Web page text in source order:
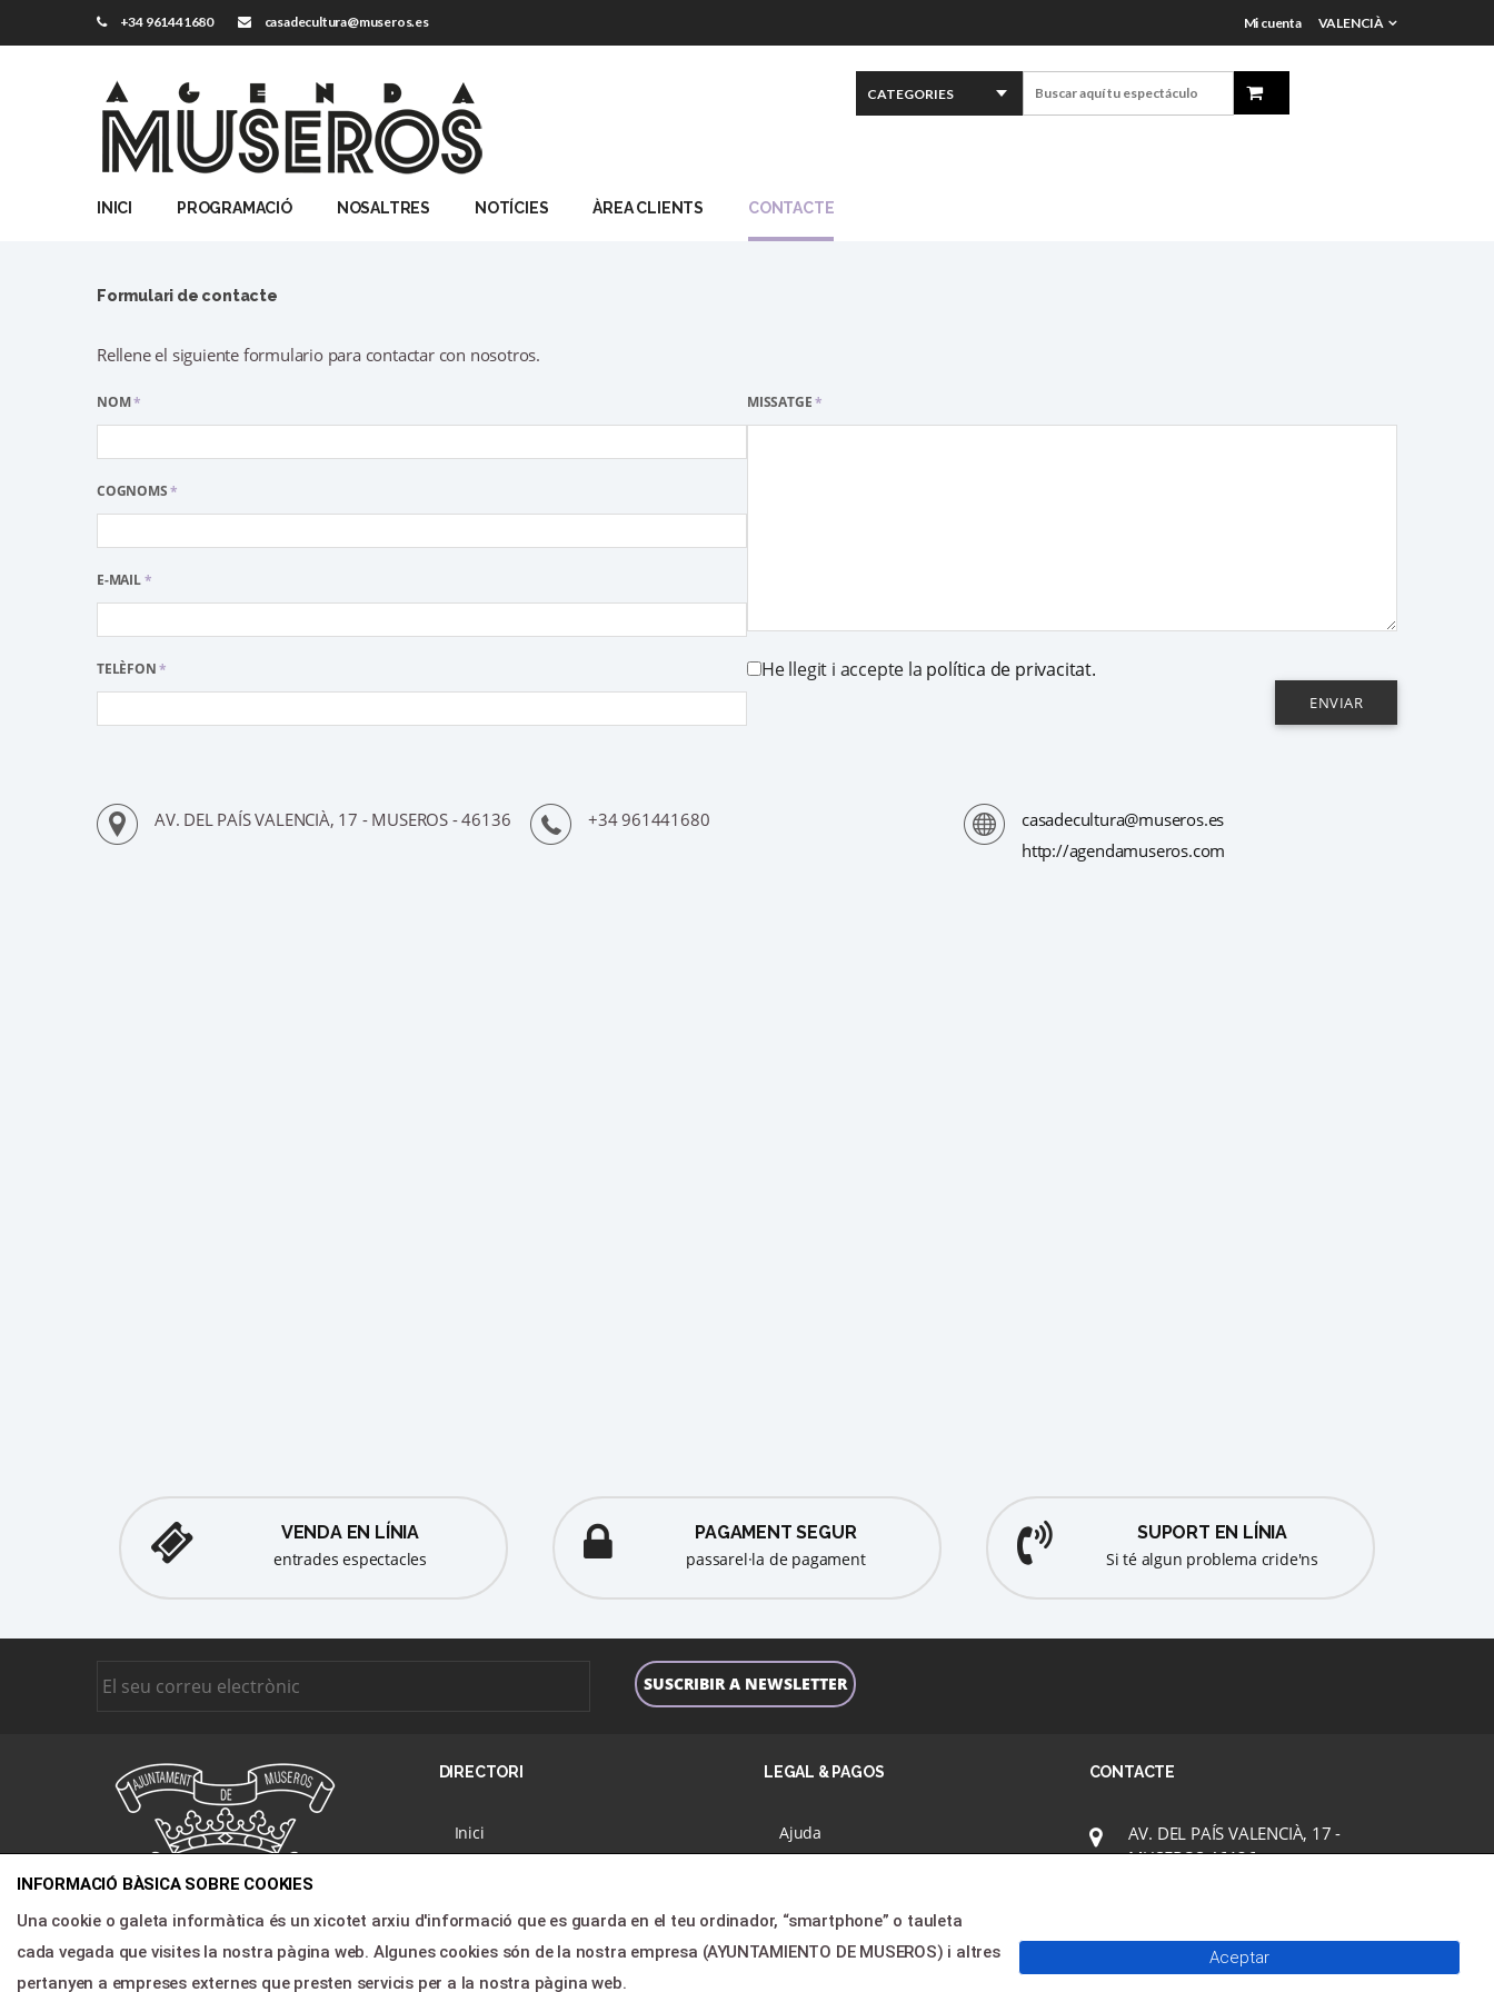
+34 961441680 casadecultura@museros.es Mi cuenta VALENCIÀ
INICI PROGRAMACIÓ NOSALTRES NOTÍCIES ÀREA CLIENTS CONTACTE
Formulari de contacte
Rellene el siguiente formulario para contactar con nosotros.
NOM*
COGNOMS*
E-MAIL*
TELÈFON*
MISSATGE*
He llegit i accepte la política de privacitat.
ENVIAR
AV. DEL PAÍS VALENCIÀ, 17 - MUSEROS - 46136 +34 961441680
casadecultura@museros.es
http://agendamuseros.com
VENDA EN LÍNIA
entrades espectacles
PAGAMENT SEGUR
passarel·la de pagament
SUPORT EN LÍNIA
Si té algun problema cride'ns
DIRECTORI
Inici
Notícies
Àrea clients
LEGAL & PAGOS
Ajuda
Contactar
CONTACTE
AV. DEL PAÍS VALENCIÀ, 17 -
MUSEROS 46136
INFORMACIÓ BÀSICA SOBRE COOKIES
Una cookie o galeta informàtica és un xicotet arxiu d'informació que es guarda en el teu ordinador, “smartphone” o tauleta
cada vegada que visites la nostra pàgina web. Algunes cookies són de la nostra empresa (AYUNTAMIENTO DE MUSEROS) i altres
pertanyen a empreses externes que presten servicis per a la nostra pàgina web.
Aceptar